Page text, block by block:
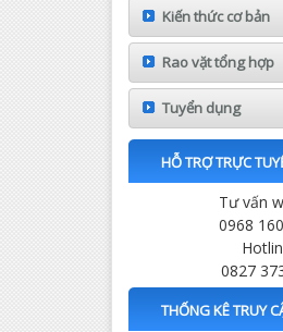
Kiến thức cơ bản
Rao vặt tổng hợp
Tuyển dụng
HỖ TRỢ TRỰC
Tư vấn
0968
0827
THỐNG KÊ TRUY